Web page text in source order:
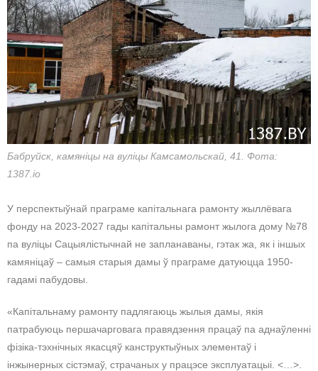
Бабруйск, камяніцы на вуліцы Камсамольскай, 41. Фота:
1387.io
У перспектыўнай праграме капітальнага рамонту жыллёвага
фонду на 2023-2027 гады капітальны рамонт жылога дому №78
па вуліцы Сацыялістычнай не запланаваны, гэтак жа, як і іншых
камяніцаў – самыя старыя дамы ў праграме датуюцца 1950-
гадамі пабудовы.
«Капітальнаму рамонту падлягаюць жылыя дамы, якія
патрабуюць першачарговага правядзення працаў па аднаўленні
фізіка-тэхнічных якасцяў канструктыўных элементаў і
інжынерных сістэмаў, страчаных у працэсе эксплуатацыі. <…>.